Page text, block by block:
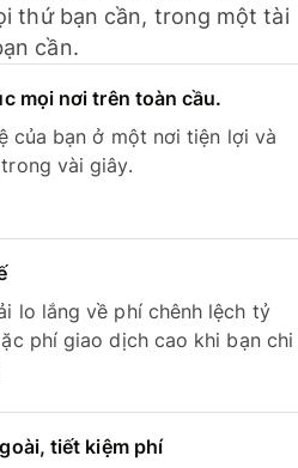
thứ bạn cần, trong một tài
cần.
mọi nơi trên toàn cầu.
của bạn ở một nơi tiện lợi và
vài giây.
lo lắng về phí chênh lệch tỷ
phí giao dịch cao khi bạn chi
tiết kiệm phí